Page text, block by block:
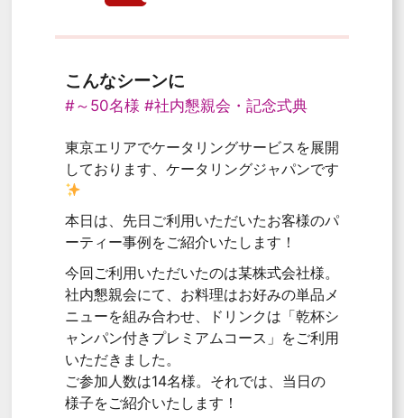
こんなシーンに
#～50名様 #社内懇親会・記念式典
東京エリアでケータリングサービスを展開
しております、ケータリングジャパンです
本日は、先日ご利用いただいたお客様のパ
ーティー事例をご紹介いたします！
今回ご利用いただいたのは某株式会社様。
社内懇親会にて、お料理はお好みの単品メ
ニューを組み合わせ、ドリンクは「乾杯シ
ャンパン付きプレミアムコース」をご利用
いただきました。
ご参加人数は14名様。それでは、当日の
様子をご紹介いたします！